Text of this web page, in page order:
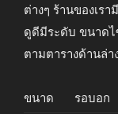
ต่างๆ ร้านของเรามี
ดูดีมีระดับ ขนาด
ตามตารางด้านล่า
ขนาด รอบอก